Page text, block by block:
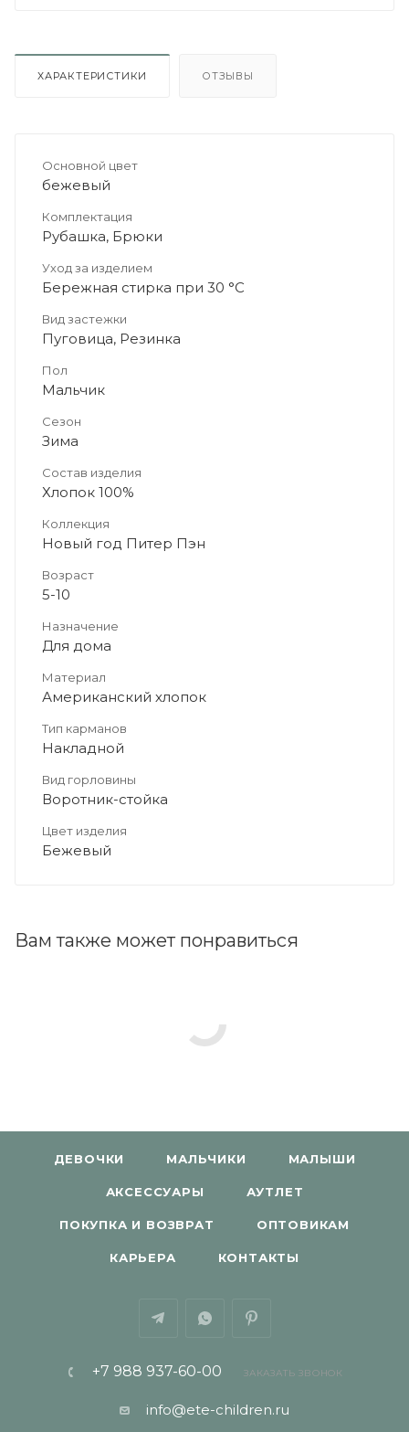
ХАРАКТЕРИСТИКИ ОТЗЫВЫ
Основной цвет
бежевый
Комплектация
Рубашка, Брюки
Уход за изделием
Бережная стирка при 30 °C
Вид застежки
Пуговица, Резинка
Пол
Мальчик
Сезон
Зима
Состав изделия
Хлопок 100%
Коллекция
Новый год Питер Пэн
Возраст
5-10
Назначение
Для дома
Материал
Американский хлопок
Тип карманов
Накладной
Вид горловины
Воротник-стойка
Цвет изделия
Бежевый
Вам также может понравиться
ДЕВОЧКИ МАЛЬЧИКИ МАЛЫШИ
АКСЕССУАРЫ АУТЛЕТ
ПОКУПКА И ВОЗВРАТ ОПТОВИКАМ
КАРЬЕРА КОНТАКТЫ
+7 988 937-60-00 ЗАКАЗАТЬ ЗВОНОК
info@ete-children.ru